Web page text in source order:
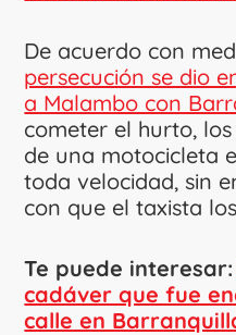
De acuerdo con
persecución se dio
a Malambo con
cometer el hurto,
de una motocicleta
toda velocidad, sin
con que el taxista
Te puede interesar:
cadáver que fue
calle en